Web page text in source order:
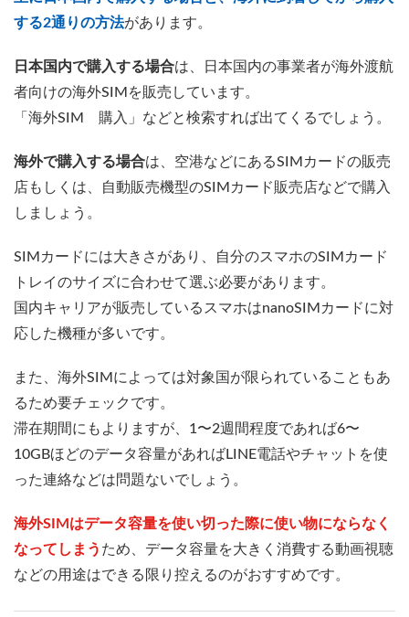
する2通りの方法があります。
日本国内で購入する場合は、日本国内の事業者が海外渡航
者向けの海外SIMを販売しています。
「海外SIM 購入」などと検索すれば出てくるでしょう。
海外で購入する場合は、空港などにあるSIMカードの販売
店もしくは、自動販売機型のSIMカード販売店などで購入
しましょう。
SIMカードには大きさがあり、自分のスマホのSIMカード
トレイのサイズに合わせて選ぶ必要があります。
国内キャリアが販売しているスマホはnanoSIMカードに対
応した機種が多いです。
また、海外SIMによっては対象国が限られていることもあ
るため要チェックです。
滞在期間にもよりますが、1〜2週間程度であれば6〜
10GBほどのデータ容量があればLINE電話やチャットを使
った連絡などは問題ないでしょう。
海外SIMはデータ容量を使い切った際に使い物にならなく
なってしまう ため、データ容量を大きく消費する動画視聴
などの用途はできる限り控えるのがおすすめです。